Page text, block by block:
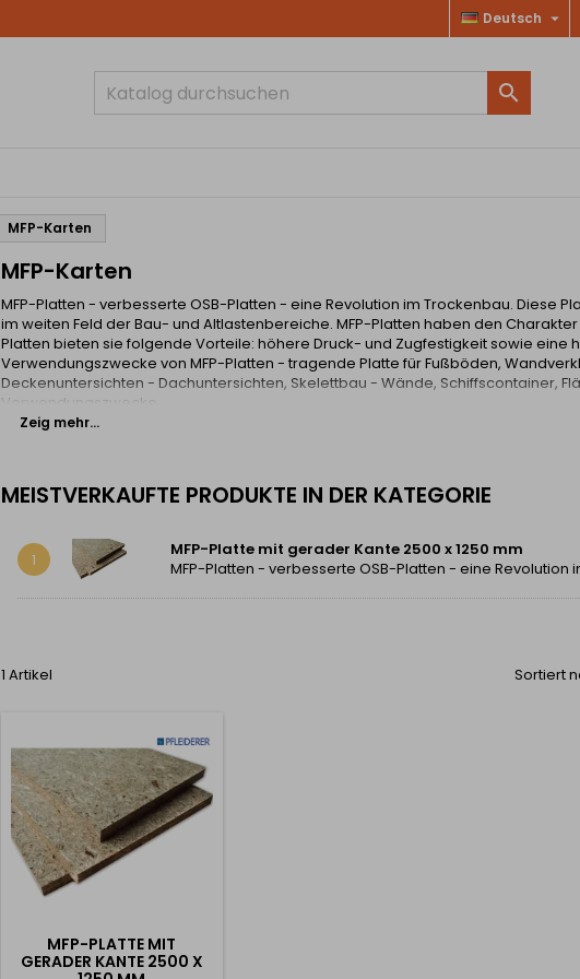
Deutsch 

MFP-Karten
MFP-Karten
MFP-Platten - verbesserte OSB-Platten - eine Revolution im Trockenbau. Diese
im weiten Feld der Bau- und Altlastenbereiche. MFP-Platten haben den
Platten bieten sie folgende Vorteile: höhere Druck- und Zugfestigkeit sowie eine
Verwendungszwecke von MFP-Platten - tragende Platte für Fußböden,
Deckenuntersichten - Dachuntersichten, Skelettbau - Wände, Schiffscontainer,
Verwendungszwecke.
Zeig mehr...
MEISTVERKAUFTE PRODUKTE IN DER KATEGORIE
1
MFP-Platte mit gerader Kante 2500 x 1250 mm
1 Artikel Sortiert
MFP-PLATTE MIT
GERADER KANTE 2500 X